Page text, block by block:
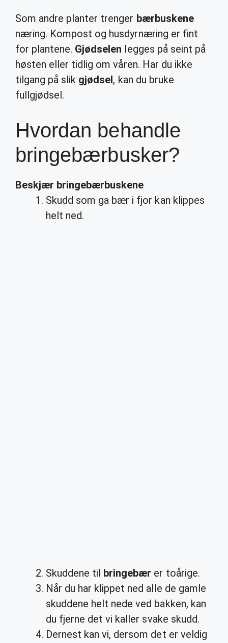
Som andre planter trenger bærbuskene
næring. Kompost og husdyrnæring er fint
for plantene. Gjødselen legges på seint på
høsten eller tidlig om våren. Har du ikke
tilgang på slik gjødsel, kan du bruke
fullgjødsel.
Hvordan behandle
bringebærbusker?
Beskjær bringebærbuskene
Skudd som ga bær i fjor kan klippes
helt ned.
Skuddene til bringebær er toårige.
Når du har klippet ned alle de gamle
skuddene helt nede ved bakken, kan
du fjerne det vi kaller svake skudd.
Dernest kan vi, dersom det er veldig